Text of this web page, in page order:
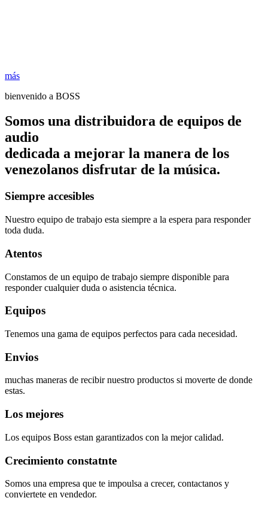
más
bienvenido a BOSS
Somos una distribuidora de equipos de
audio
dedicada a mejorar la manera de los
venezolanos disfrutar de la música.
Siempre accesibles
Nuestro equipo de trabajo esta siempre a la espera para responder
toda duda.
Atentos
Constamos de un equipo de trabajo siempre disponible para
responder cualquier duda o asistencia técnica.
Equipos
Tenemos una gama de equipos perfectos para cada necesidad.
Envios
muchas maneras de recibir nuestro productos si moverte de donde
estas.
Los mejores
Los equipos Boss estan garantizados con la mejor calidad.
Crecimiento constatnte
Somos una empresa que te impoulsa a crecer, contactanos y
conviertete en vendedor.